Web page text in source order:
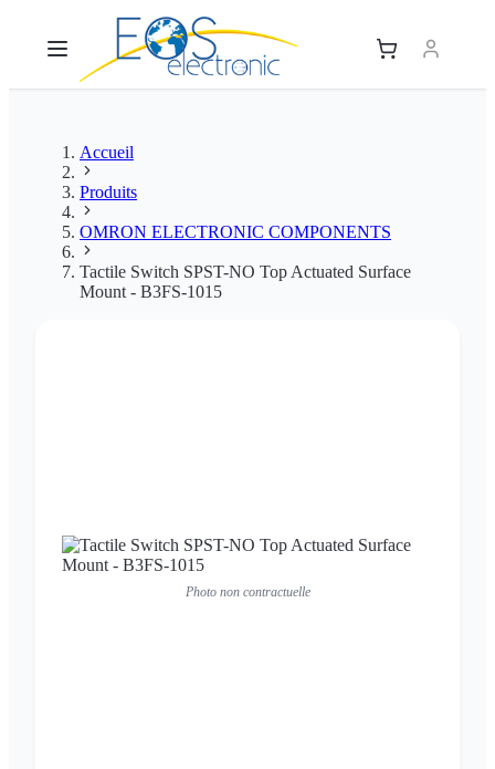
Accueil
Produits
OMRON ELECTRONIC COMPONENTS
Tactile Switch SPST-NO Top Actuated Surface
Mount - B3FS-1015
Photo non contractuelle